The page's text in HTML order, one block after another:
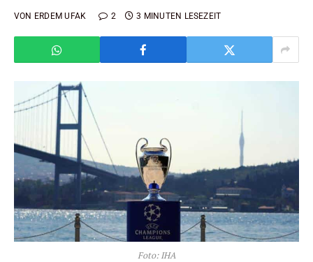
VON ERDEM UFAK 2 3 MINUTEN LESEZEIT
Foto: IHA